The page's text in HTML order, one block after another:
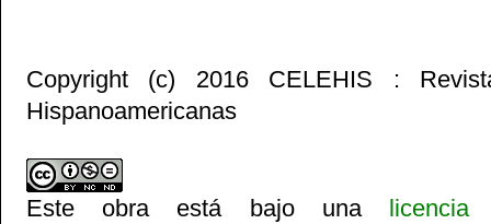
Copyright (c) 2016 CELEHIS :
Hispanoamericanas
Este obra está bajo una